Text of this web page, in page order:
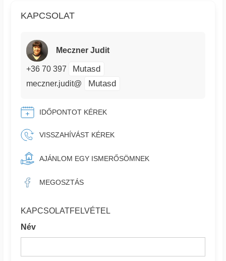
KAPCSOLAT
Meczner Judit
+36 70 397 Mutasd
meczner.judit@ Mutasd
IDŐPONTOT KÉREK
VISSZAHÍVÁST KÉREK
AJÁNLOM EGY ISMERŐSÖMNEK
MEGOSZTÁS
KAPCSOLATFELVÉTEL
Név